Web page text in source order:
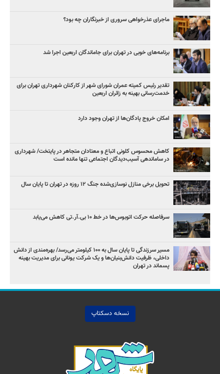
ماجرای عذرخواهی سروری از خبرنگاران چه بود؟
برنامه‌های خوبی در تهران برای جاماندگان اربعین اجرا شد
تقدیر رئیس کمیته عمران شورای شهر از کارکنان شهرداری تهران برای
خدمت‌رسانی بهینه به زائران اربعین
امکان خروج پادگان‌ها از تهران وجود دارد
کاهش محسوس کلونی اتباع و معتادان متجاهر در پایتخت/ شهرداری
در ساماندهی آسیب‌دیدگان اجتماعی تنها مانده است
تحویل برخی منازل نوسازی‌شده جنگ ۱۲ روزه در تهران تا پایان سال
سرفاصله حرکت اتوبوس‌ها در خط ۱۰ بی‌.آر.تی کاهش می‌یابد
مسیر سرزندگی تا پایان سال به ۱۰۰ کیلومتر می‌رسد/ بهره‌مندی از دانش
داخلی، ظرفیت دانش‌بنیان‌ها و یک شرکت یونانی برای مدیریت بهینه
پسماند در تهران
نسخه دسکتاپ